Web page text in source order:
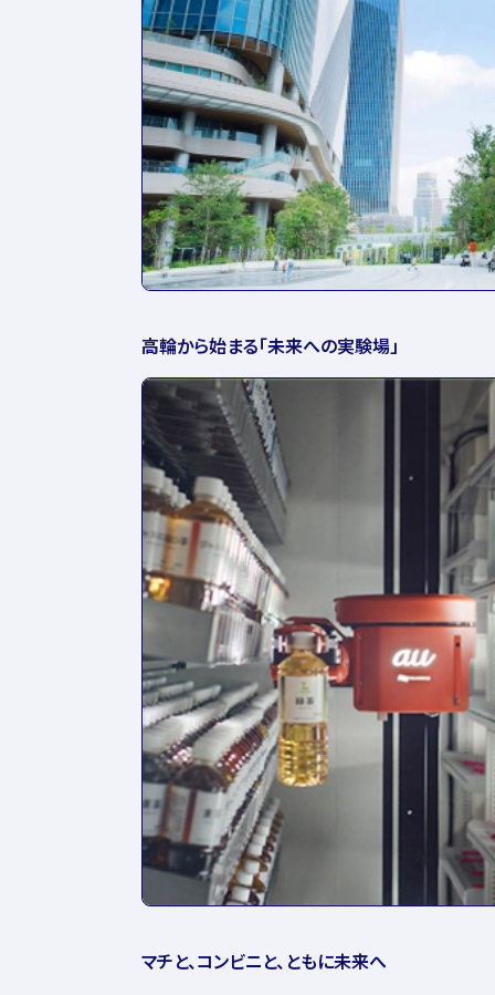
高輪から始まる「未来への実験場」
マチと、コンビニと、ともに未来へ